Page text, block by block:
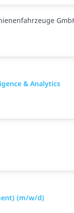
& Analytics
(m/w/d)